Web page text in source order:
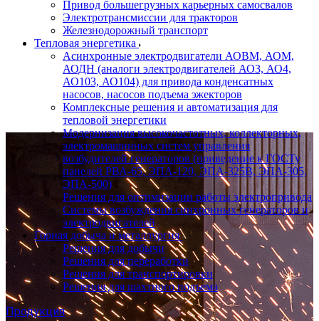
Привод большегрузных карьерных самосвалов
Электротрансмиссии для тракторов
Железнодорожный транспорт
Тепловая энергетика
Асинхронные электродвигатели АОВМ, АОМ,
АОДН (аналоги электродвигателей АО3, АО4,
АО103, АО104) для привода конденсатных
насосов, насосов подъема эжекторов
Комплексные решения и автоматизация для
тепловой энергетики
Модернизация высокочастотных, коллекторных,
электромашинных систем управления
возбудителей генераторов (приведение к ГОСТу
панелей РВА-65, ЭПА-120, ЭПА-325В, ЭПА-305,
ЭПА-500)
Решения для оптимизации работы электропривода
Системы возбуждения синхронных генераторов и
электродвигателей
Горная добыча и металлургия
Решения для добычи
Решения для переработки
Решения для транспортировки
Решения для шахтного подъема
Продукция